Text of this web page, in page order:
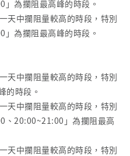
為攔阻最高峰的時段。
天中攔阻量較高的時段，特別
為攔阻最高峰的時段。
天中攔阻量較高的時段，特別
的時段。
天中攔阻量較高的時段，特別
20:00~21:00」為攔阻最高
天中攔阻量較高的時段，特別